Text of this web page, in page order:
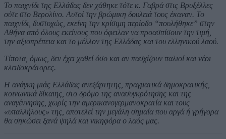
Το παιχνίδι της Ελλάδας δεν χάθηκε τότε κ. Γαβρά στις Βρυξέλλες
ούτε στο Βερολίνο. Αυτοί την βρώμικη δουλειά τους έκαναν. Το
παιχνίδι, δυστυχώς, εκείνη την κρίσιμη περίοδο “πουλήθηκε” στην
Αθήνα από όλους εκείνους που όφειλαν να προασπίσουν την τιμή,
την αξιοπρέπεια και το μέλλον της Ελλάδας και του ελληνικού λαού.
Τίποτα, όμως, δεν έχει χαθεί όσο και αν πασχίζουν παλιοί και νέοι
κλειδοκράτορες.
Η ανάγκη μιάς Ελλάδας ανεξάρτητης, πραγματικά δημοκρατικής,
κοινωνικά δίκαιης, στο δρόμο της ανασυγκρότησης και της
αναγέννησης, χωρίς την αμερικανογερμανοκρατία και τους
«υπαλλήλους» της, αποτελεί την μεγάλη σημαία που αργά ή γρήγορα
θα σηκώσει ξανά ψηλά και νικηφόρα ο λαός μας.